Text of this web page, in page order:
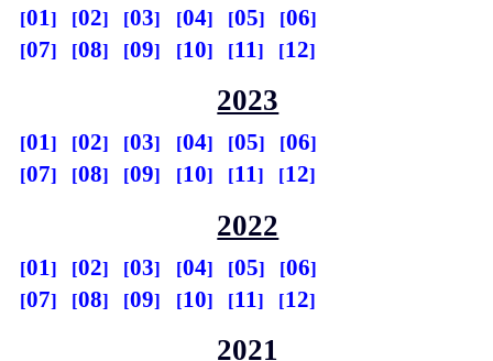
01 02 03 04 05
06
07
08 09 10 11 12
2023
01 02 03 04 05
06
07
08 09 10 11 12
2022
01 02 03 04 05
06
07
08 09 10 11 12
2021